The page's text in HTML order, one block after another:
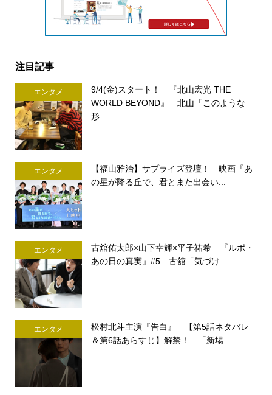
注目記事
エンタメ
9/4(金)スタート！ 『北山宏光 THE
WORLD BEYOND』 北山「このような
形...
エンタメ
【福山雅治】サプライズ登壇！ 映画『あ
の星が降る丘で、君とまた出会い...
エンタメ
古舘佑太郎×山下幸輝×平子祐希 『ルポ・
あの日の真実』#5 古舘「気づけ...
エンタメ
松村北斗主演『告白』 【第5話ネタバレ
＆第6話あらすじ】解禁！ 「新場...